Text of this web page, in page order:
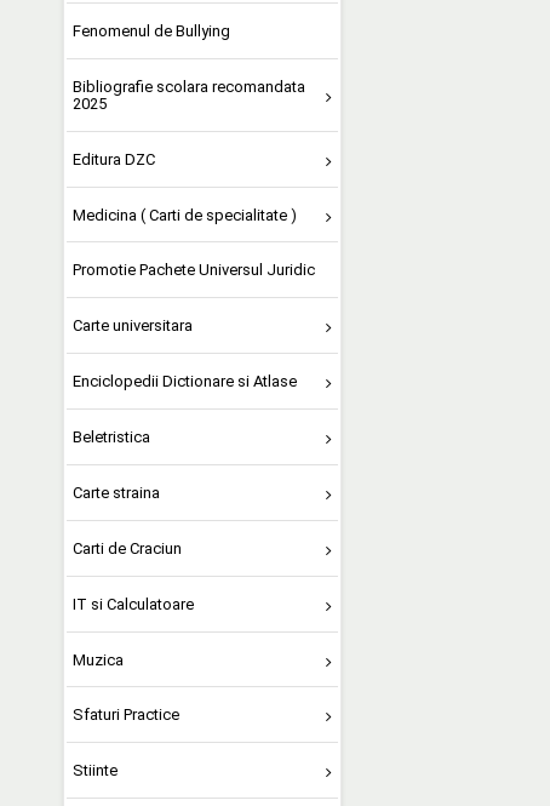
Fenomenul de Bullying
Bibliografie scolara recomandata
2025
Editura DZC
Medicina ( Carti de specialitate )
Promotie Pachete Universul Juridic
Carte universitara
Enciclopedii Dictionare si Atlase
Beletristica
Carte straina
Carti de Craciun
IT si Calculatoare
Muzica
Sfaturi Practice
Stiinte